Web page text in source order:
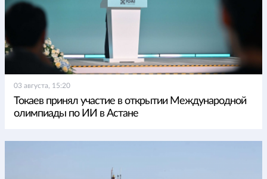
03 августа, 15:20
Токаев принял участие в открытии Международной
олимпиады по ИИ в Астане